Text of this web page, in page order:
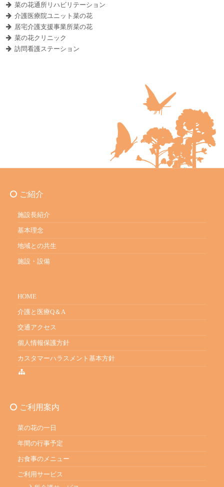
菜の花通所リハビリテーション
介護医療院ユニット菜の花
居宅介護支援事業所菜の花
菜の花クリニック
訪問看護ステーション
ご紹介
施設長紹介
基本理念
地域との共生
施設・設備
HOME
介護と医療Q＆A
交通アクセス
個人情報保護方針
カスタマーハラスメント基本方針
ご利用案内
菜の花の一日
年間の行事予定
お食事のメニュー
ご利用サービス